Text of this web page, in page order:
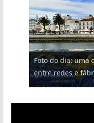
Foto do dia: uma
entre redes e